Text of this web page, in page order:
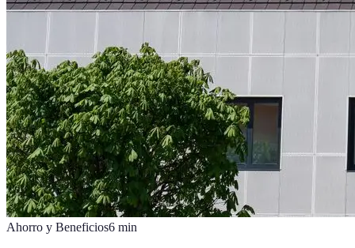
Ahorro y Beneficios6 min